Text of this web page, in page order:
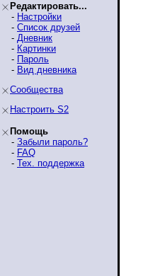
Редактировать...
- Настройки
- Список друзей
- Дневник
- Картинки
- Пароль
- Вид дневника
Сообщества
Настроить S2
Помощь
- Забыли пароль?
- FAQ
- Тех. поддержка